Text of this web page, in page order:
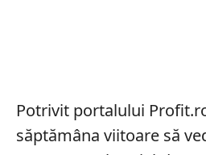
Potrivit portalului
săptămâna viitoare să